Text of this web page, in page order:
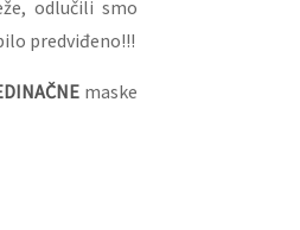
odlučili smo
predviđeno!!!
maske